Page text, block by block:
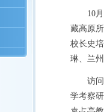
10月
藏高原
校长史
琳、兰
访问期
学考察